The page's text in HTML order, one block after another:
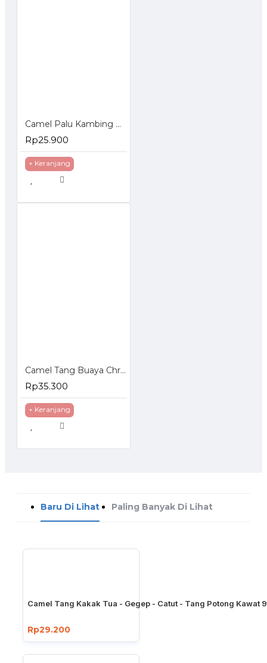
Camel Palu Kambing Mini Palu Cebol Gagang Karet
Rp25.900
+ Keranjang
Camel Tang Buaya Chrome 10 inch
Rp35.300
+ Keranjang
Baru Di Lihat Paling Banyak Di Lihat
Camel Tang Kakak Tua - Gegep - Catut - Tang Potong Kawat
Rp29.200